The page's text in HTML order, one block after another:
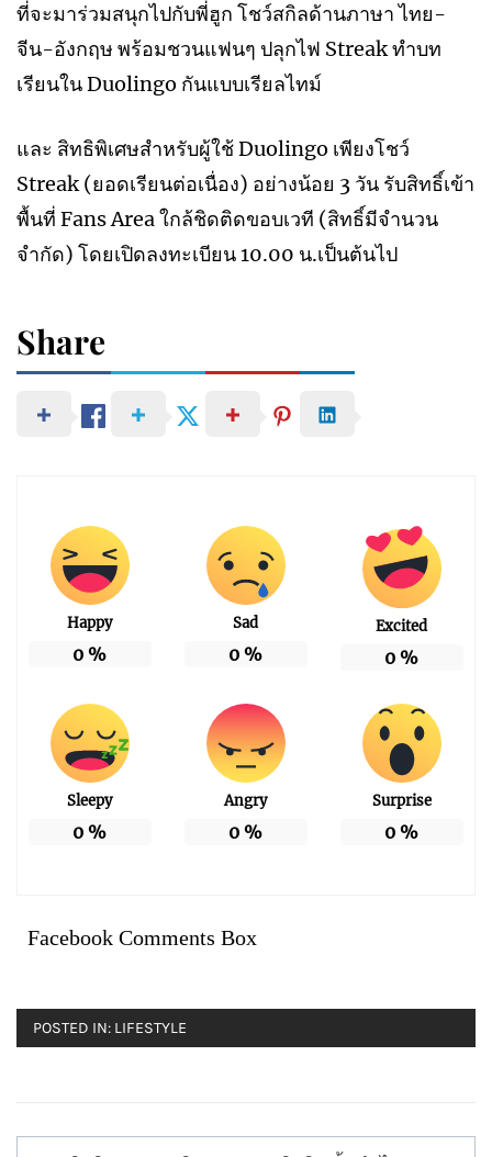
ที่จะมาร่วมสนุกไปกับพี่ฮูก โชว์สกิลด้านภาษา ไทย-
จีน-อังกฤษ พร้อมชวนแฟนๆ ปลุกไฟ Streak ทำบท
เรียนใน Duolingo กันแบบเรียลไทม์
และ สิทธิพิเศษสำหรับผู้ใช้ Duolingo เพียงโชว์
Streak (ยอดเรียนต่อเนื่อง) อย่างน้อย 3 วัน รับสิทธิ์เข้า
พื้นที่ Fans Area ใกล้ชิดติดขอบเวที (สิทธิ์มีจำนวน
จำกัด) โดยเปิดลงทะเบียน 10.00 น.เป็นต้นไป
Share
Happy
0 %
Sad
0 %
Excited
0 %
Sleepy
0 %
Angry
0 %
Surprise
0 %
Facebook Comments Box
POSTED IN: LIFESTYLE